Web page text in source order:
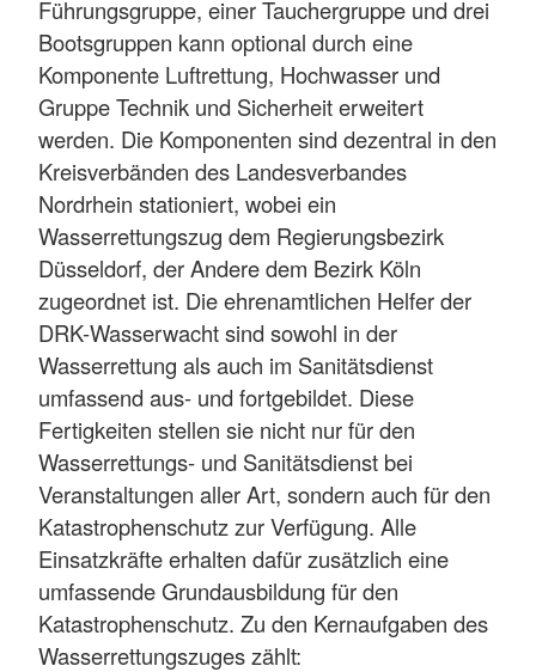
Führungsgruppe, einer Tauchergruppe und drei
Bootsgruppen kann optional durch eine
Komponente Luftrettung, Hochwasser und
Gruppe Technik und Sicherheit erweitert
werden. Die Komponenten sind dezentral in den
Kreisverbänden des Landesverbandes
Nordrhein stationiert, wobei ein
Wasserrettungszug dem Regierungsbezirk
Düsseldorf, der Andere dem Bezirk Köln
zugeordnet ist. Die ehrenamtlichen Helfer der
DRK-Wasserwacht sind sowohl in der
Wasserrettung als auch im Sanitätsdienst
umfassend aus- und fortgebildet. Diese
Fertigkeiten stellen sie nicht nur für den
Wasserrettungs- und Sanitätsdienst bei
Veranstaltungen aller Art, sondern auch für den
Katastrophenschutz zur Verfügung. Alle
Einsatzkräfte erhalten dafür zusätzlich eine
umfassende Grundausbildung für den
Katastrophenschutz. Zu den Kernaufgaben des
Wasserrettungszuges zählt: